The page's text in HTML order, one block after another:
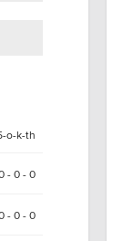
o-k-th
- 0 - 0
- 0 - 0